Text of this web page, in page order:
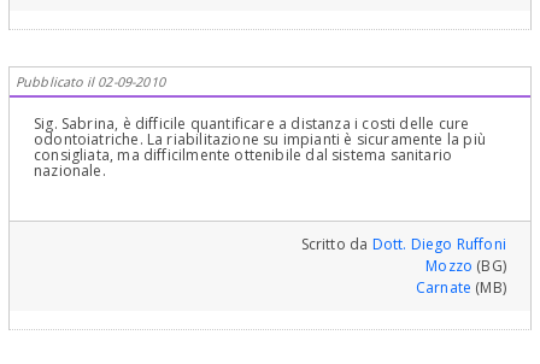
Pubblicato il 02-09-2010
Sig. Sabrina, è difficile quantificare a distanza i costi delle cure
odontoiatriche. La riabilitazione su impianti è sicuramente la più
consigliata, ma difficilmente ottenibile dal sistema sanitario
nazionale.
Scritto da Dott. Diego Ruffoni
Mozzo (BG)
Carnate (MB)